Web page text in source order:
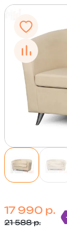
17 990 р.
21 588 р.